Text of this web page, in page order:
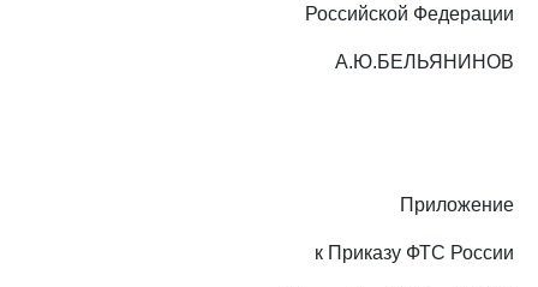
Российской Федерации
А.Ю.БЕЛЬЯНИНОВ
Приложение
к Приказу ФТС России